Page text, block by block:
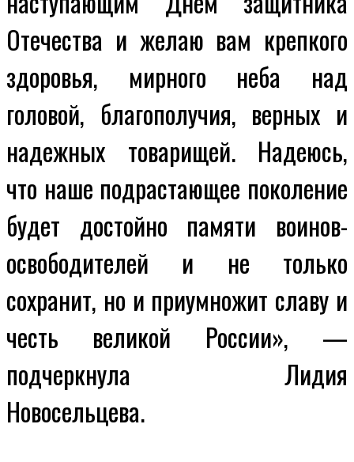
Отечества и желаю вам крепкого
здоровья, мирного неба над
головой, благополучия, верных и
надежных товарищей. Надеюсь,
что наше подрастающее поколение
будет достойно памяти воинов-
освободителей и не только
сохранит, но и приумножит славу и
честь великой России», —
подчеркнула Лидия
Новосельцева.